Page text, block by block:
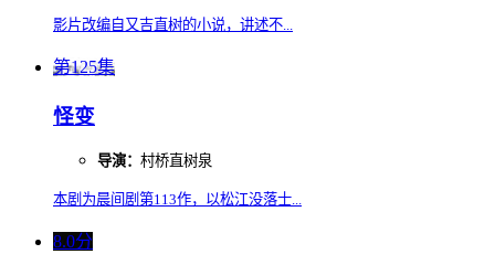
影片改编自又吉直树的小说，讲述不...
第125集
怪变
导演： 村桥直树泉
本剧为晨间剧第113作，以松江没落士...
8.0分